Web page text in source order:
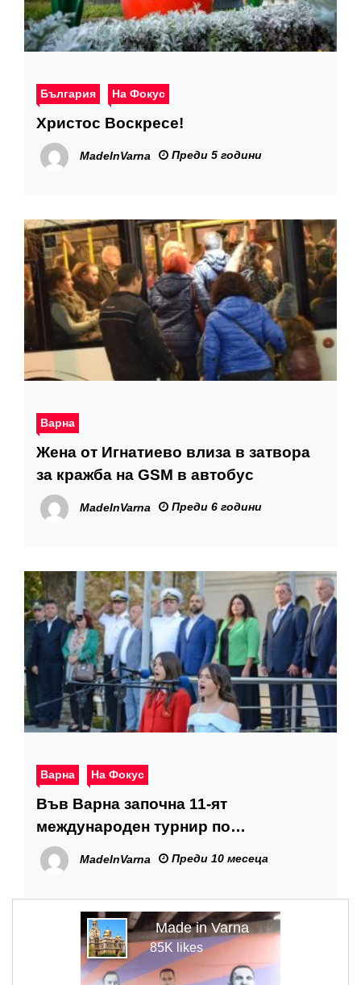
България На Фокус
Христос Воскресе!
MadeInVarna Преди 5 години
Варна
Жена от Игнатиево влиза в затвора
за кражба на GSM в автобус
MadeInVarna Преди 6 години
Варна На Фокус
Във Варна започна 11-ят
международен турнир по
пожароприложен спорт за купа
„Одесос“
MadeInVarna Преди 10 месеца
Made in Varna
85K likes